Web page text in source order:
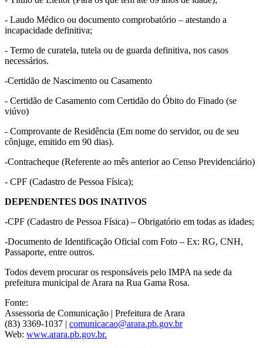
- Laudo Médico ou documento comprobatório – atestando a
incapacidade definitiva;
- Termo de curatela, tutela ou de guarda definitiva, nos casos
necessários.
-Certidão de Nascimento ou Casamento
- Certidão de Casamento com Certidão do Óbito do Finado (se
viúvo)
- Comprovante de Residência (Em nome do servidor, ou de seu
cônjuge, emitido em 90 dias).
-Contracheque (Referente ao mês anterior ao Censo Previdenciário)
- CPF (Cadastro de Pessoa Física);
DEPENDENTES DOS INATIVOS
-CPF (Cadastro de Pessoa Física) – Obrigatório em todas as idades;
-Documento de Identificação Oficial com Foto – Ex: RG, CNH,
Passaporte, entre outros.
Todos devem procurar os responsáveis pelo IMPA na sede da
prefeitura municipal de Arara na Rua Gama Rosa.
Fonte:
Assessoria de Comunicação | Prefeitura de Arara
(83) 3369-1037 | comunicacao@arara.pb.gov.br
Web: www.arara.pb.gov.br.